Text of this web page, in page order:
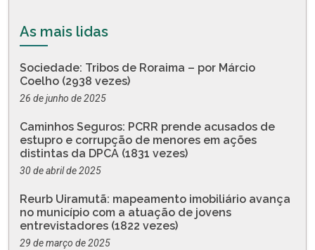
As mais lidas
Sociedade: Tribos de Roraima – por Márcio
Coelho (2938 vezes)
26 de junho de 2025
Caminhos Seguros: PCRR prende acusados de
estupro e corrupção de menores em ações
distintas da DPCA (1831 vezes)
30 de abril de 2025
Reurb Uiramutã: mapeamento imobiliário avança
no município com a atuação de jovens
entrevistadores (1822 vezes)
29 de março de 2025